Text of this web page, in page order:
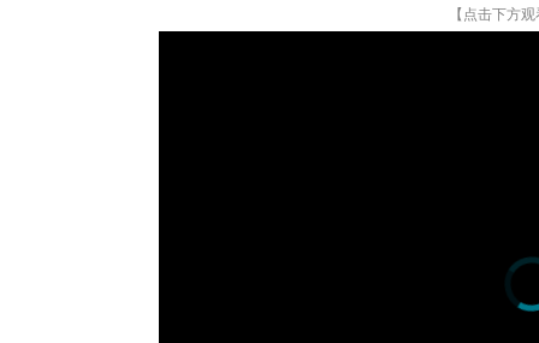
【点击下方